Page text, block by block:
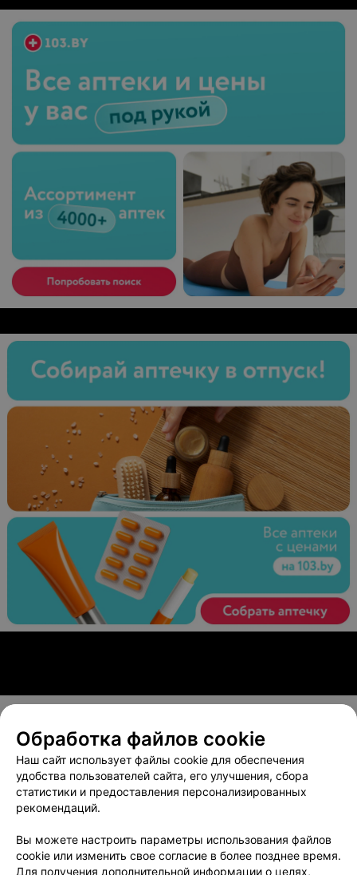
О проекте Новости проекта
Вакансии
Публичный договор
Способы оплаты
Публичный договор по использованию сервиса
Написать в поддержку
Обработка файлов cookie
Наш сайт использует файлы cookie для обеспечения
удобства пользователей сайта, его улучшения, сбора
статистики и предоставления персонализированных
рекомендаций.
Вы можете настроить параметры использования файлов
cookie или изменить свое согласие в более позднее время.
Для получения дополнительной информации о целях,